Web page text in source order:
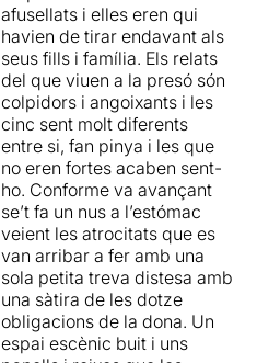
protegir-se de les tropes
franquistes. En un altre
moment, ens expliquen la
història de la Colònia
Amèrica al Prat de
Llobregat, on es
concentraven desenes de
famílies que intentaven
sobreviure a la post-guerra.
I aquests són només alguns
exemples.
A poc a poc el text et va
colpint. Per molt que
haguem escoltat històries de
la guerra civil i les seves
elements que encaixen a la
perfecció en un muntatge
rodó i que flueixen l'un rere
l'altre sense forçar el canvi
de registre. El moviment
corporal col·lectiu ideat per
Maria Salarich va de la mà,
com ja s'ha pogut veure en
altres espectacles, amb la
identitat Peya en la
composició musical. Un
projecte que ens mostra que
les desavinences entre
ideologies del mateix caire
ja vénen de lluny i amb un
toc treballat de sàtira
afusellats i elles eren qui
havien de tirar endavant als
seus fills i família. Els relats
del que viuen a la presó són
colpidors i angoixants i les
cinc sent molt diferents
entre si, fan pinya i les que
no eren fortes acaben sent-
ho. Conforme va avançant
se’t fa un nus a l’estómac
veient les atrocitats que es
van arribar a fer amb una
sola petita treva distesa amb
una sàtira de les dotze
obligacions de la dona. Un
espai escènic buit i uns